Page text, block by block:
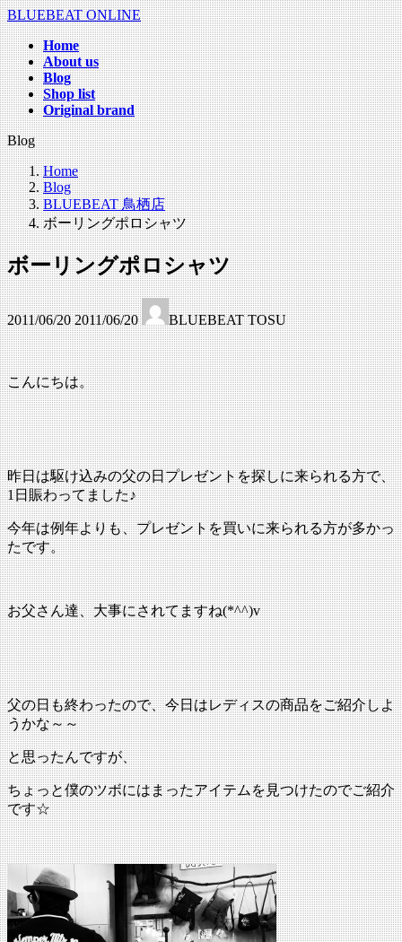
コ
ン
テ
ン
ツ
へ
ス
キ
ッ
プ
ナ
ビ
ゲ
ー
シ
ョ
ン
に
移
動
BLUEBEAT ONLINE
Home
About us
Blog
Shop list
Original brand
Blog
Home
Blog
BLUEBEAT 鳥栖店
ボーリングポロシャツ
ボーリングポロシャツ
2011/06/20
最
終
更
新
日
時
:
2011/06/20 BLUEBEAT TOSU
こんにちは。
昨日は駆け込みの父の日プレゼントを探しに来られる方で、
1日賑わってました♪
今年は例年よりも、プレゼントを買いに来られる方が多かっ
たです。
お父さん達、大事にされてますね(*^^)v
父の日も終わったので、今日はレディスの商品をご紹介しよ
うかな～～
と思ったんですが、
ちょっと僕のツボにはまったアイテムを見つけたのでご紹介
です☆